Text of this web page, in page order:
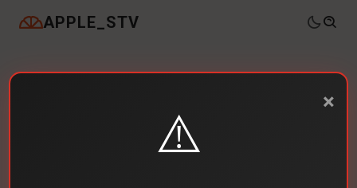
APPLE_STV
×
⚠️